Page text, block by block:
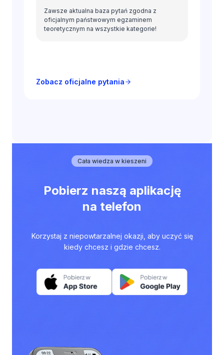
Zawsze aktualna baza pytań zgodna z
oficjalnym państwowym egzaminem
teoretycznym na wszystkie kategorie!
Zobacz oficjalne pytania
Cała wiedza w kieszeni
Pobierz naszą aplikację
na telefon
Korzystaj z niepowtarzalnej okazji, aby uczyć się
kiedy chcesz i gdzie chcesz.